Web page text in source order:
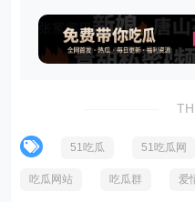
51吃瓜 51吃瓜网
吃瓜网站 吃瓜群 爱